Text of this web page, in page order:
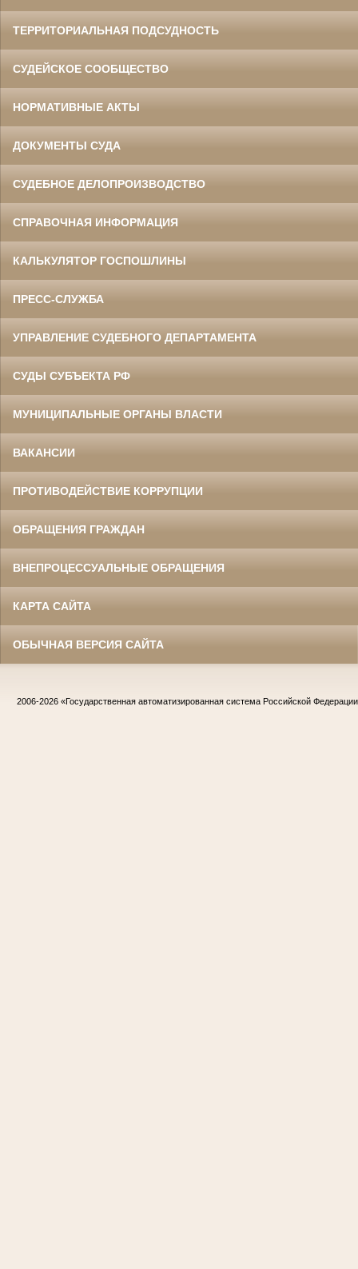
ТЕРРИТОРИАЛЬНАЯ ПОДСУДНОСТЬ
СУДЕЙСКОЕ СООБЩЕСТВО
НОРМАТИВНЫЕ АКТЫ
ДОКУМЕНТЫ СУДА
СУДЕБНОЕ ДЕЛОПРОИЗВОДСТВО
СПРАВОЧНАЯ ИНФОРМАЦИЯ
КАЛЬКУЛЯТОР ГОСПОШЛИНЫ
ПРЕСС-СЛУЖБА
УПРАВЛЕНИЕ СУДЕБНОГО ДЕПАРТАМЕНТА
СУДЫ СУБЪЕКТА РФ
МУНИЦИПАЛЬНЫЕ ОРГАНЫ ВЛАСТИ
ВАКАНСИИ
ПРОТИВОДЕЙСТВИЕ КОРРУПЦИИ
ОБРАЩЕНИЯ ГРАЖДАН
ВНЕПРОЦЕССУАЛЬНЫЕ ОБРАЩЕНИЯ
КАРТА САЙТА
ОБЫЧНАЯ ВЕРСИЯ САЙТА
2006-2026 «Государственная автоматизированная система Российской